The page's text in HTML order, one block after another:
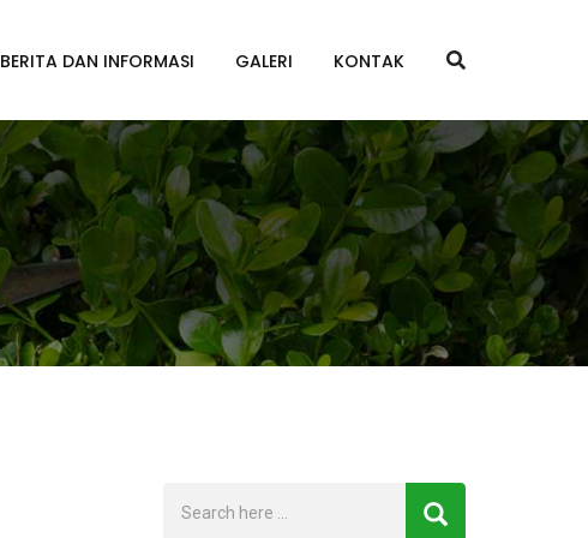
BERITA DAN INFORMASI GALERI KONTAK